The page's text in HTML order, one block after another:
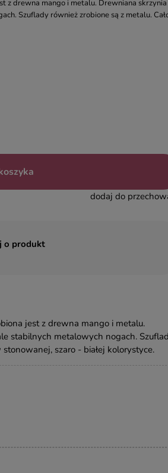
– EGZOTYCZNE MEBLE DREWNIANE
z drewna mango i metalu. Drewniana skrzynia
Szuflady również zrobione są z metalu.
dodaj do
o produkt
jest z drewna mango i metalu.
stabilnych metalowych nogach.
szaro - białej kolorystyce.